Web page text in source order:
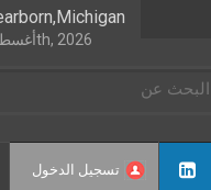
أغسطس 8th, 2026
تسجيل الدخول